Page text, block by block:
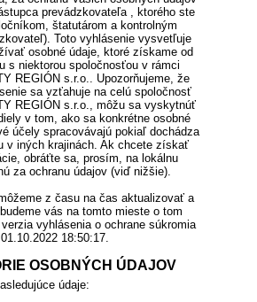
prevádzkovateľa , ktorého ste
štatutárom a kontrolným
Toto vyhlásenie vysvetľuje
osobné údaje, ktoré získame od
s niektorou spoločnosťou v rámci
REGIÓN s.r.o.. Upozorňujeme, že
sa vzťahuje na celú spoločnosť
REGIÓN s.r.o., môžu sa vyskytnúť
v tom, ako sa konkrétne osobné
účely spracovávajú pokiaľ dochádza
v iných krajinách. Ak chcete získať
obráťte sa, prosím, na lokálnu
za ochranu údajov (viď nižšie).
z času na čas aktualizovať a
vás na tomto mieste o tom
vyhlásenia o ochrane súkromia
18:50:17.
OSOBNÝCH ÚDAJOV
údaje: